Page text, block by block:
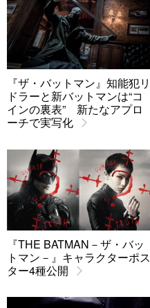
『ザ・バットマン』知能犯リ
ドラーと新バットマンは“コ
インの裏表” 新たなアプロ
ーチで実写化
『THE BATMAN－ザ・バッ
トマン－』キャラクターポス
ター4種公開